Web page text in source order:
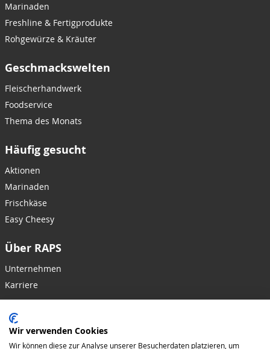
Marinaden
Freshline & Fertigprodukte
Rohgewürze & Kräuter
Geschmackswelten
Fleischerhandwerk
Foodservice
Thema des Monats
Häufig gesucht
Aktionen
Marinaden
Frischkäse
Easy Cheesy
Über RAPS
Unternehmen
Karriere
Hilfe & Kontakt
Kontakt
Wir verwenden Cookies
Wir können diese zur Analyse unserer Besucherdaten platzieren, um